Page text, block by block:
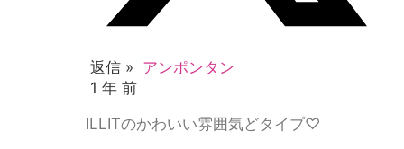
返信 » アンポンタン
1 年 前
ILLITのかわいい雰囲気どタイプ♡